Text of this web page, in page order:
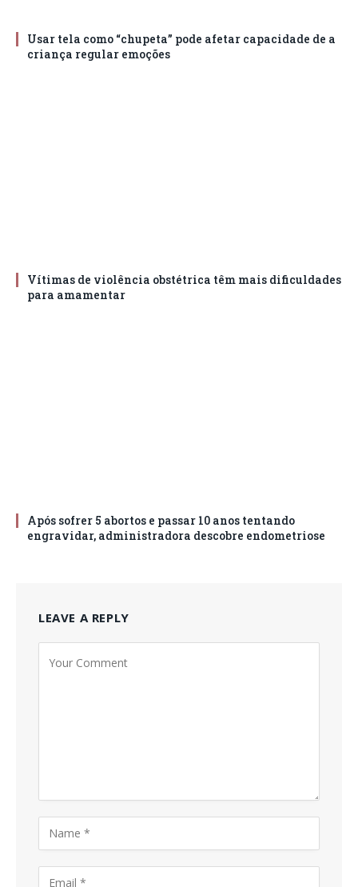
Usar tela como “chupeta” pode afetar capacidade de a
criança regular emoções
Vítimas de violência obstétrica têm mais dificuldades
para amamentar
Após sofrer 5 abortos e passar 10 anos tentando
engravidar, administradora descobre endometriose
LEAVE A REPLY